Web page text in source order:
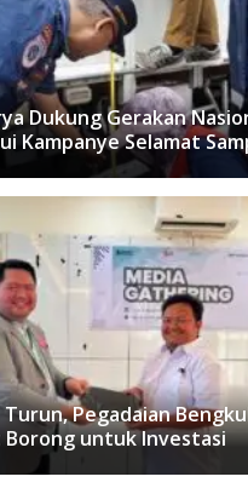
Dukung Gerakan
Kampanye Selamat
Turun, Pegadaian
Borong untuk Investasi